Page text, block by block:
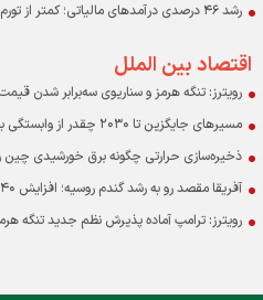
رشد ۴۶ درصدی درآمدهای مالیاتی؛ کمتر از تورم اما قابل قبول در شرایط جنگ
اقتصاد بین الملل
رویترز: تنگه هرمز و سناریوی سه‌برابر شدن قیمت
مسیرهای جایگزین تا ۲۰۳۰ چقدر از وابستگی به تنگه هرمز می‌کاهند؟
ذخیره‌سازی حرارتی چگونه برق خورشیدی چین را
آفریقا مقصد رو به رشد گندم روسیه؛ افزایش ۴۰ درصدی صادرات در نیمه ۲۰۲۶
رویترز: ترامپ آماده پذیرش نظم جدید تنگه